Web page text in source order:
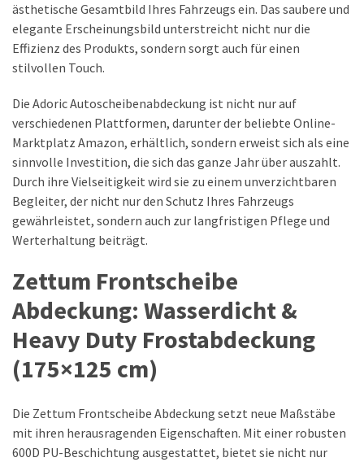
TIPP
(15)
AUTOZUBEHÖR
AROMA-
DIFFUSOREN
FUR
AUTOS
(11)
SITZBEZÜGE
(9)
MATTEN
TEPPICHE
(8)
SCHLÜSSELGEHÄUSE
(7)
ästhetische Gesamtbild Ihres Fahrzeugs ein. Das saubere und
elegante Erscheinungsbild unterstreicht nicht nur die
Effizienz des Produkts, sondern sorgt auch für einen
stilvollen Touch.
Die Adoric Autoscheibenabdeckung ist nicht nur auf
verschiedenen Plattformen, darunter der beliebte Online-
Marktplatz Amazon, erhältlich, sondern erweist sich als eine
sinnvolle Investition, die sich das ganze Jahr über auszahlt.
Durch ihre Vielseitigkeit wird sie zu einem unverzichtbaren
Begleiter, der nicht nur den Schutz Ihres Fahrzeugs
gewährleistet, sondern auch zur langfristigen Pflege und
Werterhaltung beiträgt.
Zettum Frontscheibe
Abdeckung: Wasserdicht &
Heavy Duty Frostabdeckung
(175×125 cm)
Die Zettum Frontscheibe Abdeckung setzt neue Maßstäbe
mit ihren herausragenden Eigenschaften. Mit einer robusten
600D PU-Beschichtung ausgestattet, bietet sie nicht nur